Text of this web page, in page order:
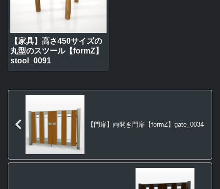
【家具】高さ450サイズの
丸型のスツール【formZ】
stool_0091
【門扉】両開き門扉【formZ】gate_0034